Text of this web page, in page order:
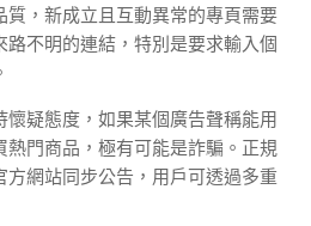
，新成立且互動異常的專頁需要
不明的連結，特別是要求輸入個
疑態度，如果某個廣告聲稱能用
門商品，極有可能是詐騙。正規
網站同步公告，用戶可透過多重